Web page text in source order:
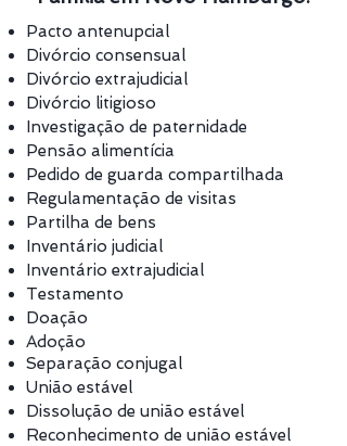
Pacto antenupcial
Divórcio consensual
Divórcio extrajudicial
Divórcio litigioso
Investigação de paternidade
Pensão alimentícia
Pedido de guarda compartilhada
Regulamentação de visitas
Partilha de bens
Inventário judicial
Inventário extrajudicial
Testamento
Doação
Adoção
Separação conjugal
União estável
Dissolução de união estável
Reconhecimento de união estável